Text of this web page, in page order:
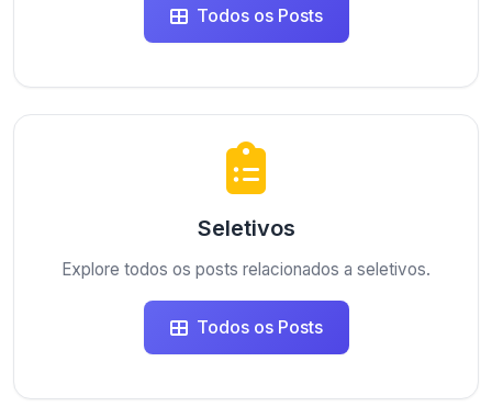
Todos os Posts
Seletivos
Explore todos os posts relacionados a seletivos.
Todos os Posts